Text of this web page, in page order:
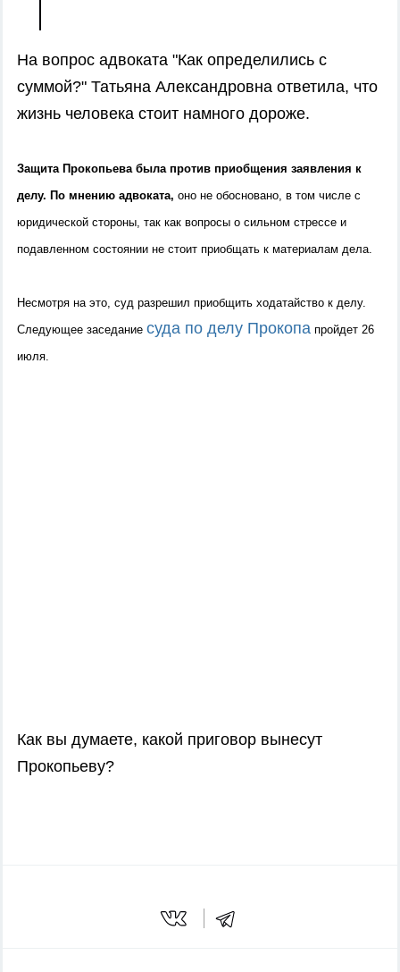
На вопрос адвоката "Как определились с
суммой?" Татьяна Александровна ответила, что
жизнь человека стоит намного дороже.
Защита Прокопьева была против приобщения заявления к
делу. По мнению адвоката, оно не обосновано, в том числе с
юридической стороны, так как вопросы о сильном стрессе и
подавленном состоянии не стоит приобщать к материалам дела.
Несмотря на это, суд разрешил приобщить ходатайство к делу.
Следующее заседание суда по делу Прокопа пройдет 26
июля.
Как вы думаете, какой приговор вынесут
Прокопьеву?